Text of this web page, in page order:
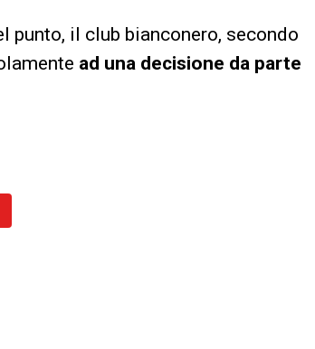
punto, il club bianconero, secondo
ad una decisione da parte